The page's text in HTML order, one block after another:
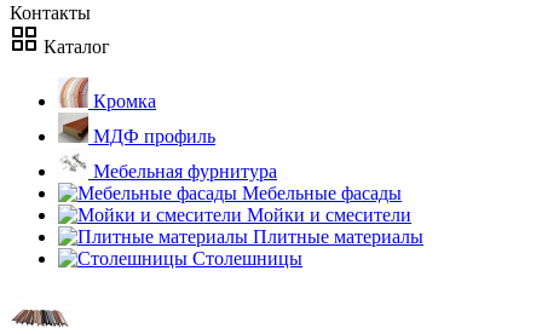
Контакты
Каталог
Кромка
МДФ профиль
Мебельная фурнитура
Мебельные фасады
Мойки и смесители
Плитные материалы
Столешницы